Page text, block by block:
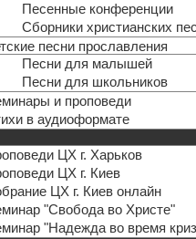
Песенные конференции
Сборники христианских
песни прославления
Песни для малышей
Песни для школьников
и проповеди
в аудиоформате
ЦХ г. Харьков
ЦХ г. Киев
ЦХ г. Киев онлайн
"Свобода во Христе"
"Надежда во время